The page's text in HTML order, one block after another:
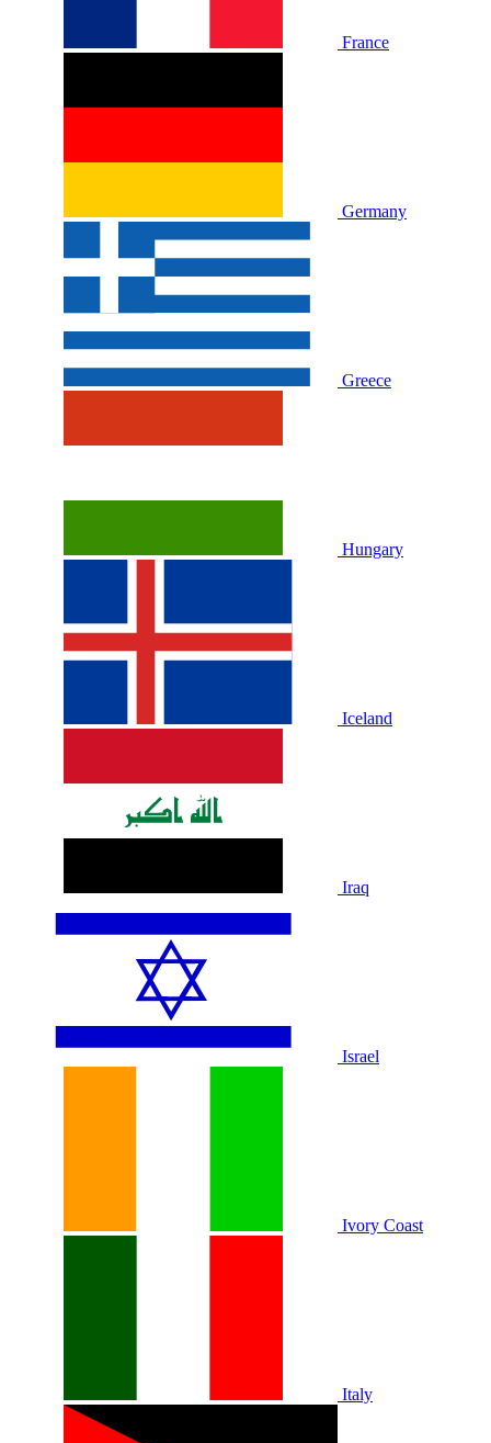
France
Germany
Greece
Hungary
Iceland
Iraq
Israel
Ivory Coast
Italy